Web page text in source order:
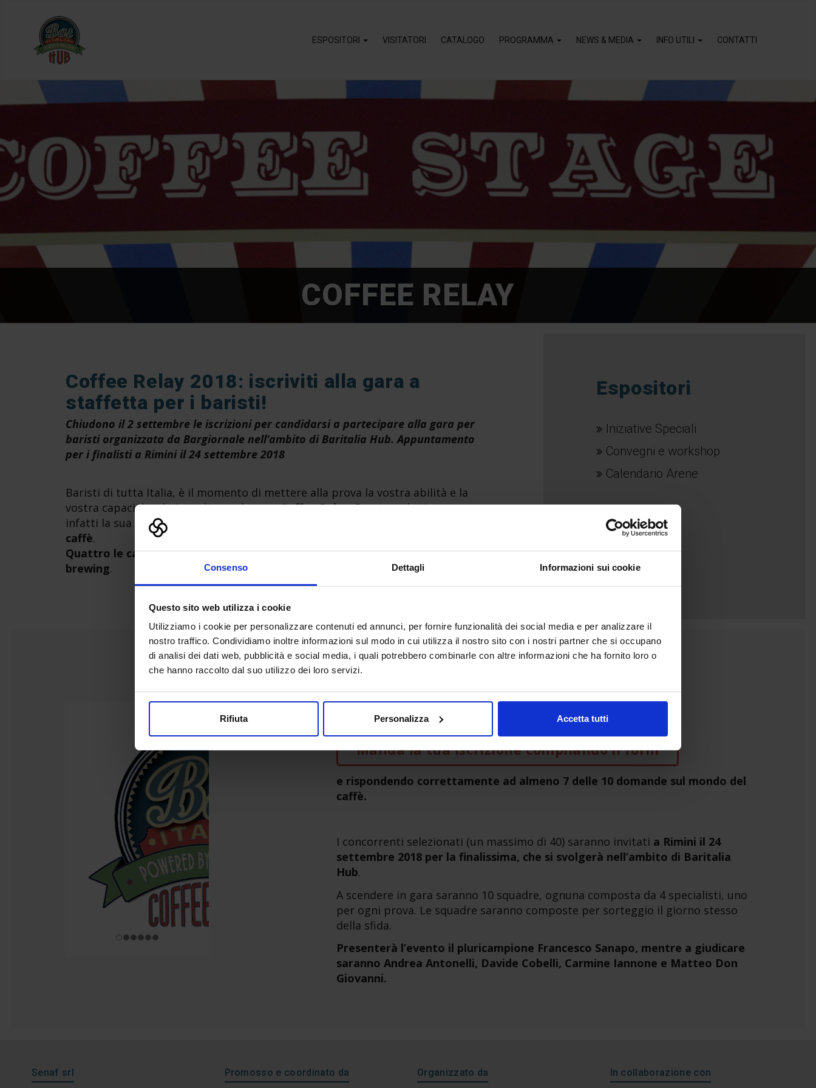
Consenso Dettagli Informazioni sui cookie
Questo sito web utilizza i cookie
Utilizziamo i cookie per personalizzare contenuti ed annunci, per fornire funzionalità dei social media e per analizzare il
nostro traffico. Condividiamo inoltre informazioni sul modo in cui utilizza il nostro sito con i nostri partner che si occupano
di analisi dei dati web, pubblicità e social media, i quali potrebbero combinarle con altre informazioni che ha fornito loro o
che hanno raccolto dal suo utilizzo dei loro servizi.
Rifiuta Personalizza Accetta tutti
ESPOSITORI VISITATORI CATALOGO PROGRAMMA NEWS & MEDIA INFO UTILI CONTATTI
COFFEE RELAY
Coffee Relay 2018: iscriviti alla gara a
staffetta per i baristi!
Chiudono il 2 settembre le iscrizioni per candidarsi a partecipare alla gara per
baristi organizzata da Bargiornale nell’ambito di Baritalia Hub. Appuntamento
per i finalisti a Rimini il 24 settembre 2018
Baristi di tutta Italia, è il momento di mettere alla prova la vostra abilità e la
vostra capacità nel gioco di squadra conCoffee Relay. Bargiornale ripropone
infatti la sua
gara esclusiva a staffetta per i professionisti
caffè.
Quattro le categorie in gara: espresso, mixology con il caffè, latte art e
brewing.
Espositori
Iniziative Speciali
Convegni e workshop
Calendario Arene
Vuoi partecipare?
Leggi il regolamento
Manda la tua iscrizione compilando il form
e rispondendo correttamente ad almeno 7 delle 10 domande sul mondo del
caffè.
I concorrenti selezionati (un massimo di 40) saranno invitati a Rimini il 24
settembre 2018 per la finalissima, che si svolgerà nell’ambito di Baritalia
Hub.
A scendere in gara saranno 10 squadre, ognuna composta da 4 specialisti, uno
per ogni prova. Le squadre saranno composte per sorteggio il giorno stesso
della sfida.
Presenterà l’evento il pluricampione Francesco Sanapo, mentre a giudicare
saranno Andrea Antonelli, Davide Cobelli, Carmine Iannone e Matteo Don
Giovanni.
Senaf srl Promosso e coordinato da Organizzato da In collaborazione con